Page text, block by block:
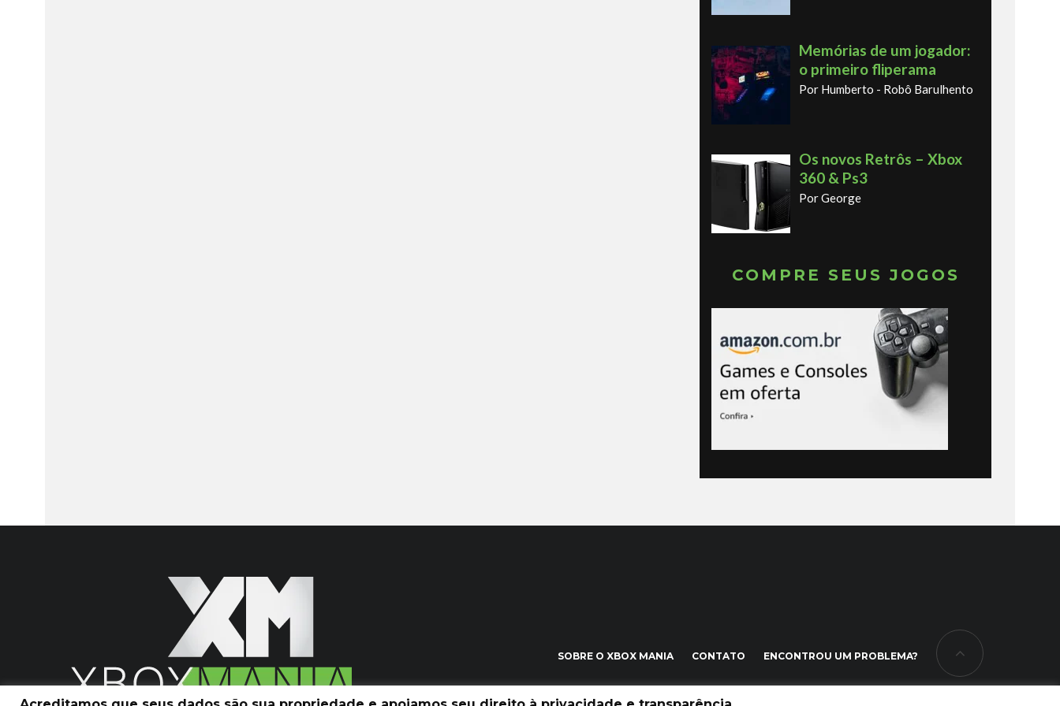
Memórias de um jogador:
o primeiro fliperama
Por Humberto - Robô Barulhento
Os novos Retrôs – Xbox
360 & Ps3
Por George
COMPRE SEUS JOGOS
SOBRE O XBOX MANIA CONTATO ENCONTROU UM PROBLEMA?